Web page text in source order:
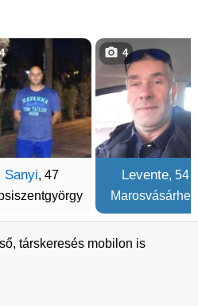
Sanyi, 47
4
Levente, 54
4
társkeresés mobilon is